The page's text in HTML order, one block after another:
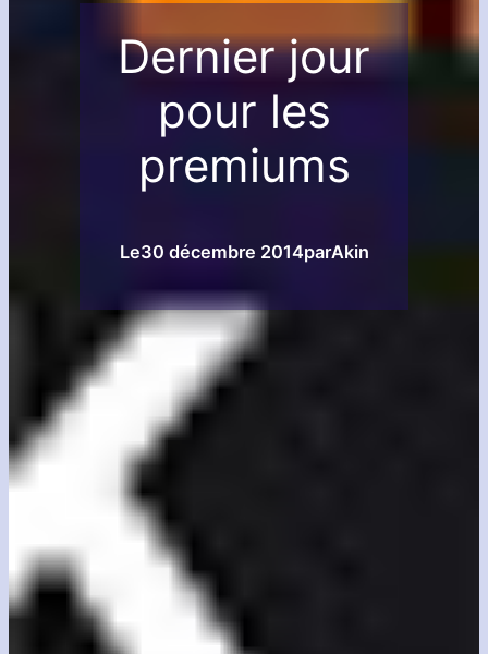
Dernier jour
pour les
premiums
Le30 décembre 2014parAkin